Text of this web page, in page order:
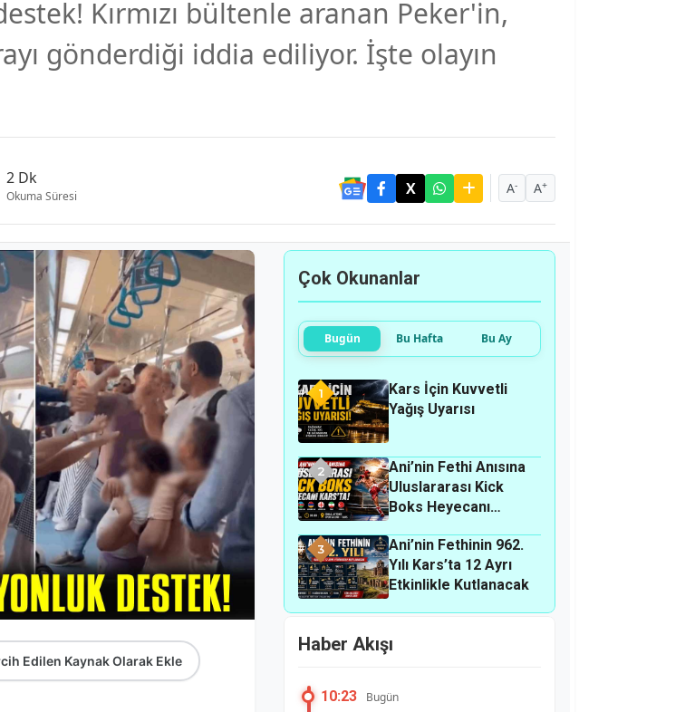
Kırmızı bültenle aranan Peker'in,
gönderdiği iddia ediliyor. İşte olayın
2 Dk
Okuma Süresi A- A+
Edilen Kaynak Olarak Ekle
Çok Okunanlar
Bugün Bu Hafta Bu Ay
1
Kars İçin Kuvvetli
Yağış Uyarısı
2
Ani’nin Fethi Anısına
Uluslararası Kick
Boks Heyecanı
3
Ani’nin Fethinin 962.
Yılı Kars’ta 12 Ayrı
Etkinlikle Kutlanacak
Haber Akışı
10:23 Bugün